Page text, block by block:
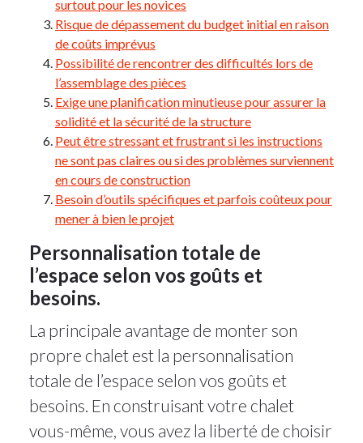
surtout pour les novices
Risque de dépassement du budget initial en raison
de coûts imprévus
Possibilité de rencontrer des difficultés lors de
l’assemblage des pièces
Exige une planification minutieuse pour assurer la
solidité et la sécurité de la structure
Peut être stressant et frustrant si les instructions
ne sont pas claires ou si des problèmes surviennent
en cours de construction
Besoin d’outils spécifiques et parfois coûteux pour
mener à bien le projet
Personnalisation totale de
l’espace selon vos goûts et
besoins.
La principale avantage de monter son
propre chalet est la personnalisation
totale de l’espace selon vos goûts et
besoins. En construisant votre chalet
vous-même, vous avez la liberté de choisir